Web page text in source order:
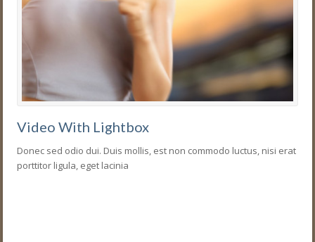
Video With Lightbox
Donec sed odio dui. Duis mollis, est non commodo luctus, nisi erat
porttitor ligula, eget lacinia